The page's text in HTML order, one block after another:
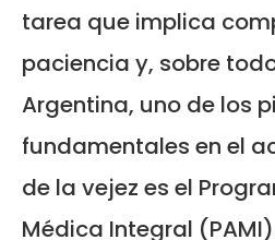
tarea que implica
paciencia y, sobre
Argentina, uno de los
fundamentales en el
de la vejez es el
Médica Integral